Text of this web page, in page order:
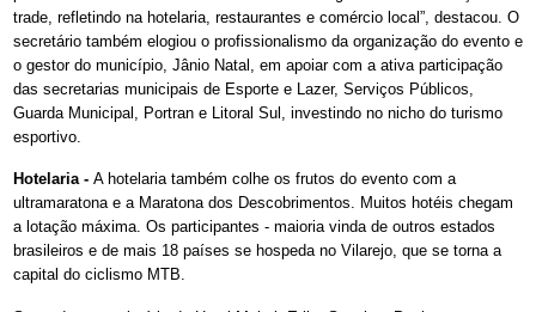
trade, refletindo na hotelaria, restaurantes e comércio local”, destacou. O
secretário também elogiou o profissionalismo da organização do evento e
o gestor do município, Jânio Natal, em apoiar com a ativa participação
das secretarias municipais de Esporte e Lazer, Serviços Públicos,
Guarda Municipal, Portran e Litoral Sul, investindo no nicho do turismo
esportivo.
Hotelaria - A hotelaria também colhe os frutos do evento com a
ultramaratona e a Maratona dos Descobrimentos. Muitos hotéis chegam
a lotação máxima. Os participantes - maioria vinda de outros estados
brasileiros e de mais 18 países se hospeda no Vilarejo, que se torna a
capital do ciclismo MTB.